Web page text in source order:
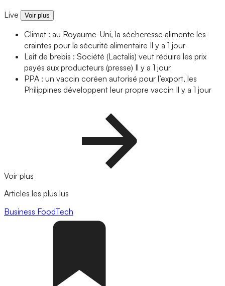
Live Voir plus
Climat : au Royaume-Uni, la sécheresse alimente les
craintes pour la sécurité alimentaire Il y a 1 jour
Lait de brebis : Société (Lactalis) veut réduire les prix
payés aux producteurs (presse) Il y a 1 jour
PPA : un vaccin coréen autorisé pour l’export, les
Philippines développent leur propre vaccin Il y a 1 jour
Voir plus
Articles les plus lus
Business FoodTech